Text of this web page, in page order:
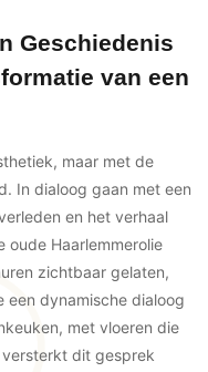
Geschiedenis
van een
maar met de
In dialoog gaan met een
en het verhaal
Haarlemmerolie
zichtbaar gelaten,
dynamische dialoog
met vloeren die
dit gesprek